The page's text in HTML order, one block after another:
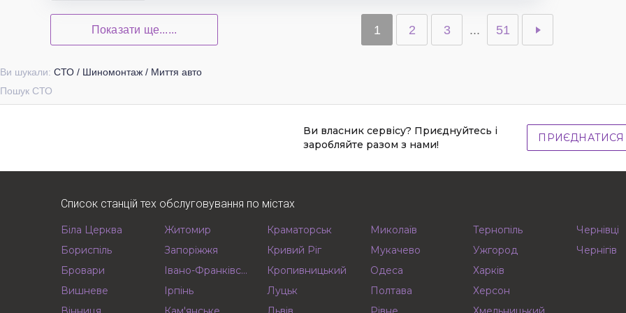
Показати ще...... 1 2 3 ... 51
Ви шукали: СТО / Шиномонтаж / Миття авто
Пошук СТО
Ви власник сервісу? Приєднуйтесь і
заробляйте разом з нами!
ПРИЄДНАТИСЯ
Список станцій тех обслуговування по містах
Біла Церква
Бориспіль
Бровари
Вишневе
Житомир
Запоріжжя
Івано-Франківськ
Ірпінь
Краматорськ
Кривий Ріг
Кропивницький
Луцьк
Миколаїв
Мукачево
Одеса
Полтава
Тернопіль
Ужгород
Харків
Херсон
Чернівці
Чернігів